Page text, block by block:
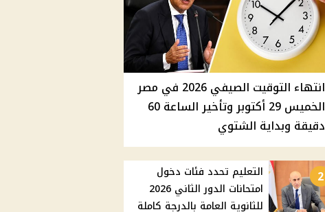
انتهاء التوقيت الصيفي 2026 في مصر
الخميس 29 أكتوبر وتأخير الساعة 60
دقيقة وبداية الشتوي
2
التعليم تحدد فئات دخول
امتحانات الدور الثاني 2026
للثانوية العامة بالدرجة كاملة